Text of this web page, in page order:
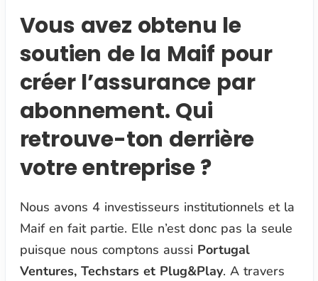
Vous avez obtenu le
soutien de la Maif pour
créer l’assurance par
abonnement. Qui
retrouve-ton derrière
votre entreprise ?
Nous avons 4 investisseurs institutionnels et la
Maif en fait partie. Elle n’est donc pas la seule
puisque nous comptons aussi Portugal
Ventures, Techstars et Plug&Play. A travers